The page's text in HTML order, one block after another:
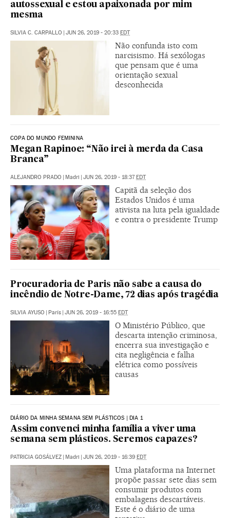
autossexual e estou apaixonada por mim
mesma
SILVIA C. CARPALLO JUN 26, 2019 - 20:33 EDT
Não confunda isto com
narcisismo. Há sexólogas
que pensam que é uma
orientação sexual
desconhecida
COPA DO MUNDO FEMININA
Megan Rapinoe: “Não irei à merda da Casa
Branca”
ALEJANDRO PRADO Madri JUN 26, 2019 - 18:37 EDT
Capitã da seleção dos
Estados Unidos é uma
ativista na luta pela igualdade
e contra o presidente Trump
Procuradoria de Paris não sabe a causa do
incêndio de Notre-Dame, 72 dias após tragédia
SILVIA AYUSO | París | JUN 26, 2019 - 16:55 EDT
O Ministério Público, que
descarta intenção criminosa,
encerra sua investigação e
cita negligência e falha
elétrica como possíveis
causas
DIÁRIO DA MINHA SEMANA SEM PLÁSTICOS | DIA 1
Assim convenci minha família a viver uma
semana sem plásticos. Seremos capazes?
PATRICIA GOSÁLVEZ | Madri | JUN 26, 2019 - 16:39 EDT
Uma plataforma na Internet
propõe passar sete dias sem
consumir produtos com
embalagens descartáveis.
Este é o diário de uma